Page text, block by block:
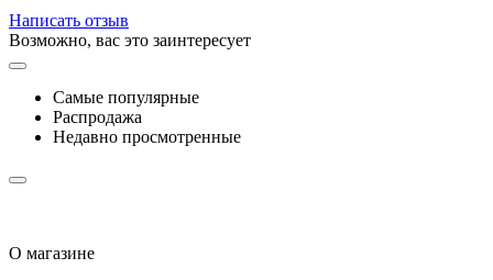
Написать отзыв
Возможно, вас это заинтересует
Самые популярные
Распродажа
Недавно просмотренные
О магазине